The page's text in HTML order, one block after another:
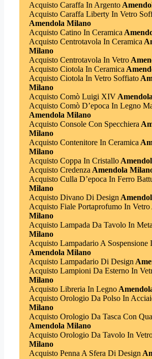
Acquisto Caraffa In Argento
Acquisto Caraffa Liberty In Vetro
Amendola Milano
Acquisto Catino In Ceramica
Acquisto Centrotavola In Ceramica
Milano
Acquisto Centrotavola In Vetro
Acquisto Ciotola In Ceramica
Acquisto Ciotola In Vetro Soffiato
Milano
Acquisto Comò Luigi XIV
Acquisto Comò D’epoca In Legno
Amendola Milano
Acquisto Console Con Specchiera
Milano
Acquisto Contenitore In Ceramica
Milano
Acquisto Coppa In Cristallo
Acquisto Credenza Amendola
Acquisto Culla D’epoca In Ferro
Milano
Acquisto Divano Di Design
Acquisto Fiale Portaprofumo In Vetro
Milano
Acquisto Lampada Da Tavolo In
Milano
Acquisto Lampadario A Sospensione
Amendola Milano
Acquisto Lampadario Di Design
Acquisto Lampioni Da Esterno In
Milano
Acquisto Libreria In Legno
Acquisto Orologio Da Polso In
Milano
Acquisto Orologio Da Tasca Con
Amendola Milano
Acquisto Orologio Da Tavolo In
Milano
Acquisto Penna A Sfera Di Design